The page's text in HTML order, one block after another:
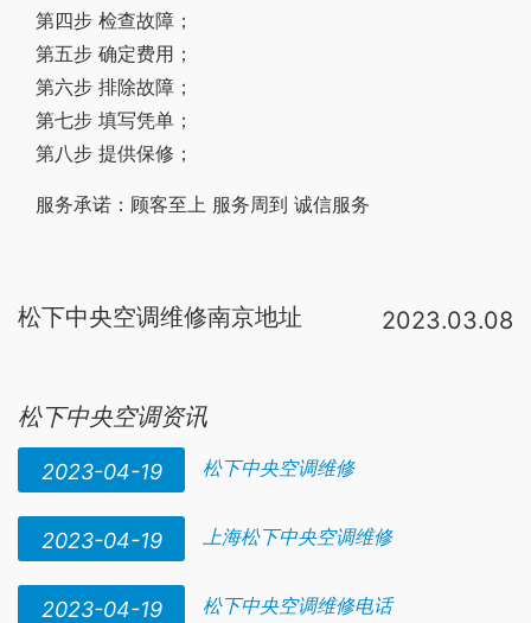
第四步 检查故障；
第五步 确定费用；
第六步 排除故障；
第七步 填写凭单；
第八步 提供保修；
服务承诺：顾客至上 服务周到 诚信服务
松下中央空调维修南京地址 2023.03.08
松下中央空调资讯
2023-04-19 松下中央空调维修
2023-04-19 上海松下中央空调维修
2023-04-19 松下中央空调维修电话